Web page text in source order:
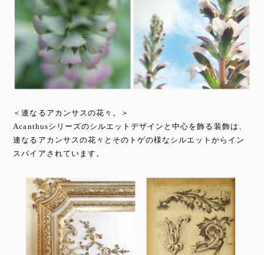
＜連なるアカンサスの花々。＞
Acanthusシリーズのシルエットデザインと中心を飾る装飾は、
連なるアカンサスの花々とそのトゲの様なシルエットからイン
スパイアされています。